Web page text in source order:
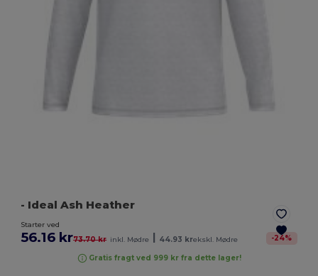
- Ideal Ash Heather
Starter ved
56.16 kr73.70 kr inkl. Mødre | 44.93 krekskl. Mødre -24%
Gratis fragt ved 999 kr fra dette lager!